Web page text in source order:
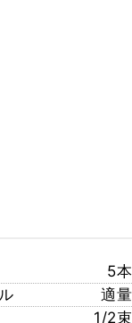
5本
適量
1/2束